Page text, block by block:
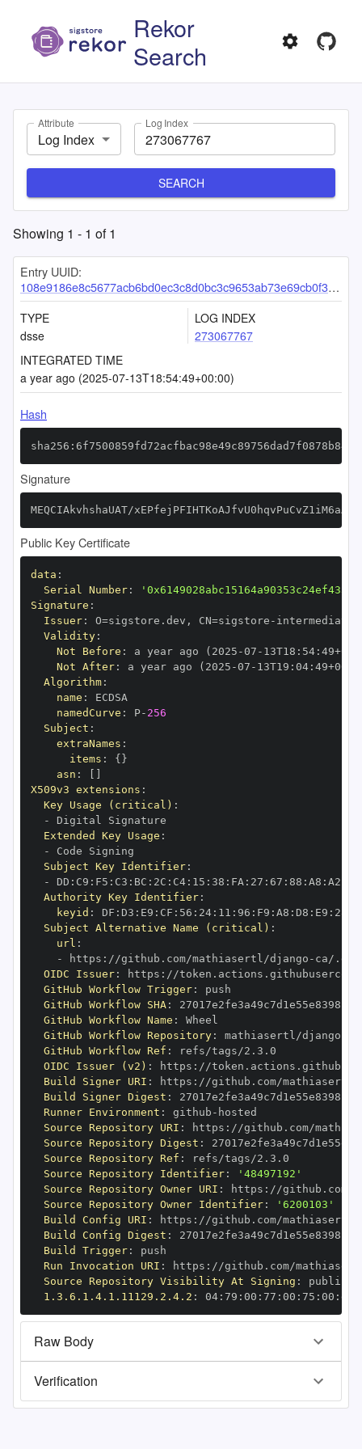
Rekor
Search
Attribute
Log Index
Log Index
SEARCH
Showing 1 - 1 of1
Entry UUID:
108e9186e8c5677acb6bd0ec3c8d0bc3c9653ab73e69cb0f3bfd09ce76dfea312bd3d137a9001f9d
TYPE
dsse
LOG INDEX
273067767
INTEGRATED TIME
a year ago (2025-07-13T18:54:49+00:00)
Hash
Signature
MEQCIAkvhshaUAT/
Public Key Certificate
data :
Serial Number:
Signature :
Issuer: O=sigstore.dev , CN=sigstore -
Validity:
Not Before : a year ago (2025 -07 - 13T18 : 54: 49+00
Not After: a year ago (2025 -07 - 13T19 : 04: 49+00
Algorithm:
name :
namedCurve : P- 256
Subject :
extraNames :
items : { }
asn :
X509v3 extensions :
Key Usage (critical) :
-
Extended Key Usage :
-
Subject Key Identifier:
-
DD : C9 : F5 : C3 : BC : 2C : C4: 15 : 38 : FA : 27 : 67 : 88 : A8 : A2
Authority Key Identifier:
keyid : DF : D3 : E9 : CF : 56 : 24: 11 : 96 : F9 : A8 : D8 : E9 : 28
Subject Alternative Name (critical) :
url :
-
https : //github.com/mathiasertl/django -
OIDC Issuer: https :
GitHub Workflow Trigger:
GitHub Workflow SHA:
GitHub Workflow Name :
GitHub Workflow Repository: mathiasertl/django
GitHub Workflow Ref :
OIDC Issuer (v2) : https :
Build Signer URI : https : //github.com/mathiasertl/
Build Signer Digest :
Runner Environment : github -
Source Repository URI : https : //github.com/
Source Repository Digest :
Source Repository Ref :
Source Repository Identifier:
'48497192'
Source Repository Owner URI : https :
Source Repository Owner Identifier:
'6200103'
Build Config URI : https : //github.com/mathiasertl/
Build Config Digest :
Build Trigger:
Run Invocation URI : https : //github.com/
Source Repository Visibility At Signing :
1.3.6.1.4.1.11129.2.4.2 : 04: 79 : 00 : 77 : 00 : 75 : 00 : dd
Raw Body
Verification